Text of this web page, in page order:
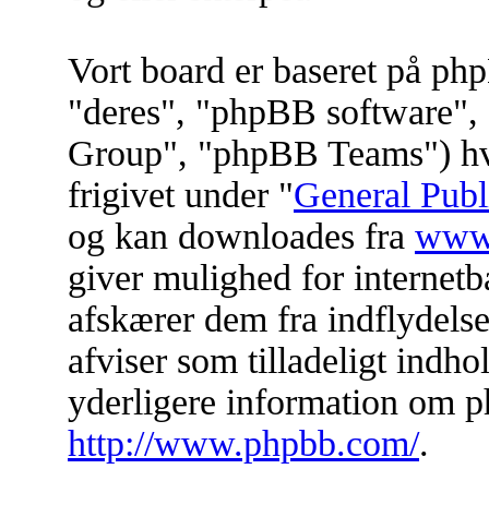
Vort board er baseret på
"deres", "phpBB
Group", "phpBB Teams")
frigivet under "General
og kan downloades fra
giver mulighed for
afskærer dem fra
afviser som tilladeligt
yderligere information om
http://www.phpbb.com/.